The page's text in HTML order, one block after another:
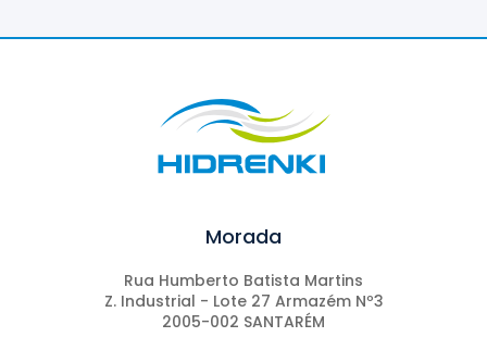
Morada
Rua Humberto Batista Martins
Z. Industrial - Lote 27 Armazém Nº3
2005-002 SANTARÉM